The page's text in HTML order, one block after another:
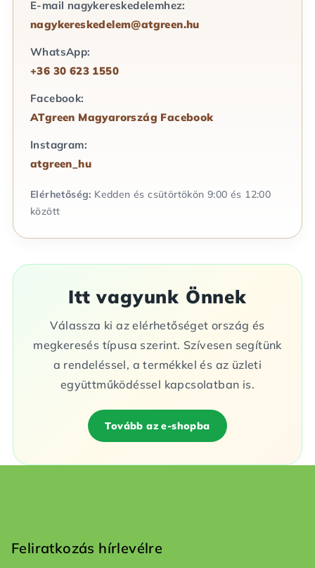
E-mail nagykereskedelemhez:
nagykereskedelem@atgreen.hu
WhatsApp:
+36 30 623 1550
Facebook:
ATgreen Magyarország Facebook
Instagram:
atgreen_hu
Elérhetőség: Kedden és csütörtökön 9:00 és 12:00
között
Itt vagyunk Önnek
Válassza ki az elérhetőséget ország és
megkeresés típusa szerint. Szívesen segítünk
a rendeléssel, a termékkel és az üzleti
együttműködéssel kapcsolatban is.
Tovább az e-shopba
Feliratkozás hírlevélre